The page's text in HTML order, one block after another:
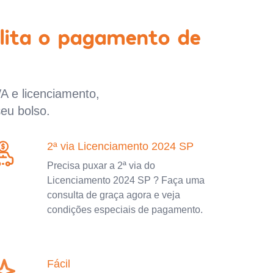
o pagamento de
e licenciamento,
bolso.
2ª via Licenciamento 2024 SP
Precisa puxar a 2ª via do
Licenciamento 2024 SP ? Faça uma
consulta de graça agora e veja
condições especiais de pagamento.
Fácil